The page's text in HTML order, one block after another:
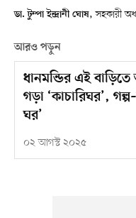
ডা. টুম্পা ইন্দ্রানী ঘোষ, সহকারী
আরও পড়ুন
ধানমন্ডির এই
গড়া ‘কাচারিঘর’,
ঘর’
০২ আগস্ট ২০২৫